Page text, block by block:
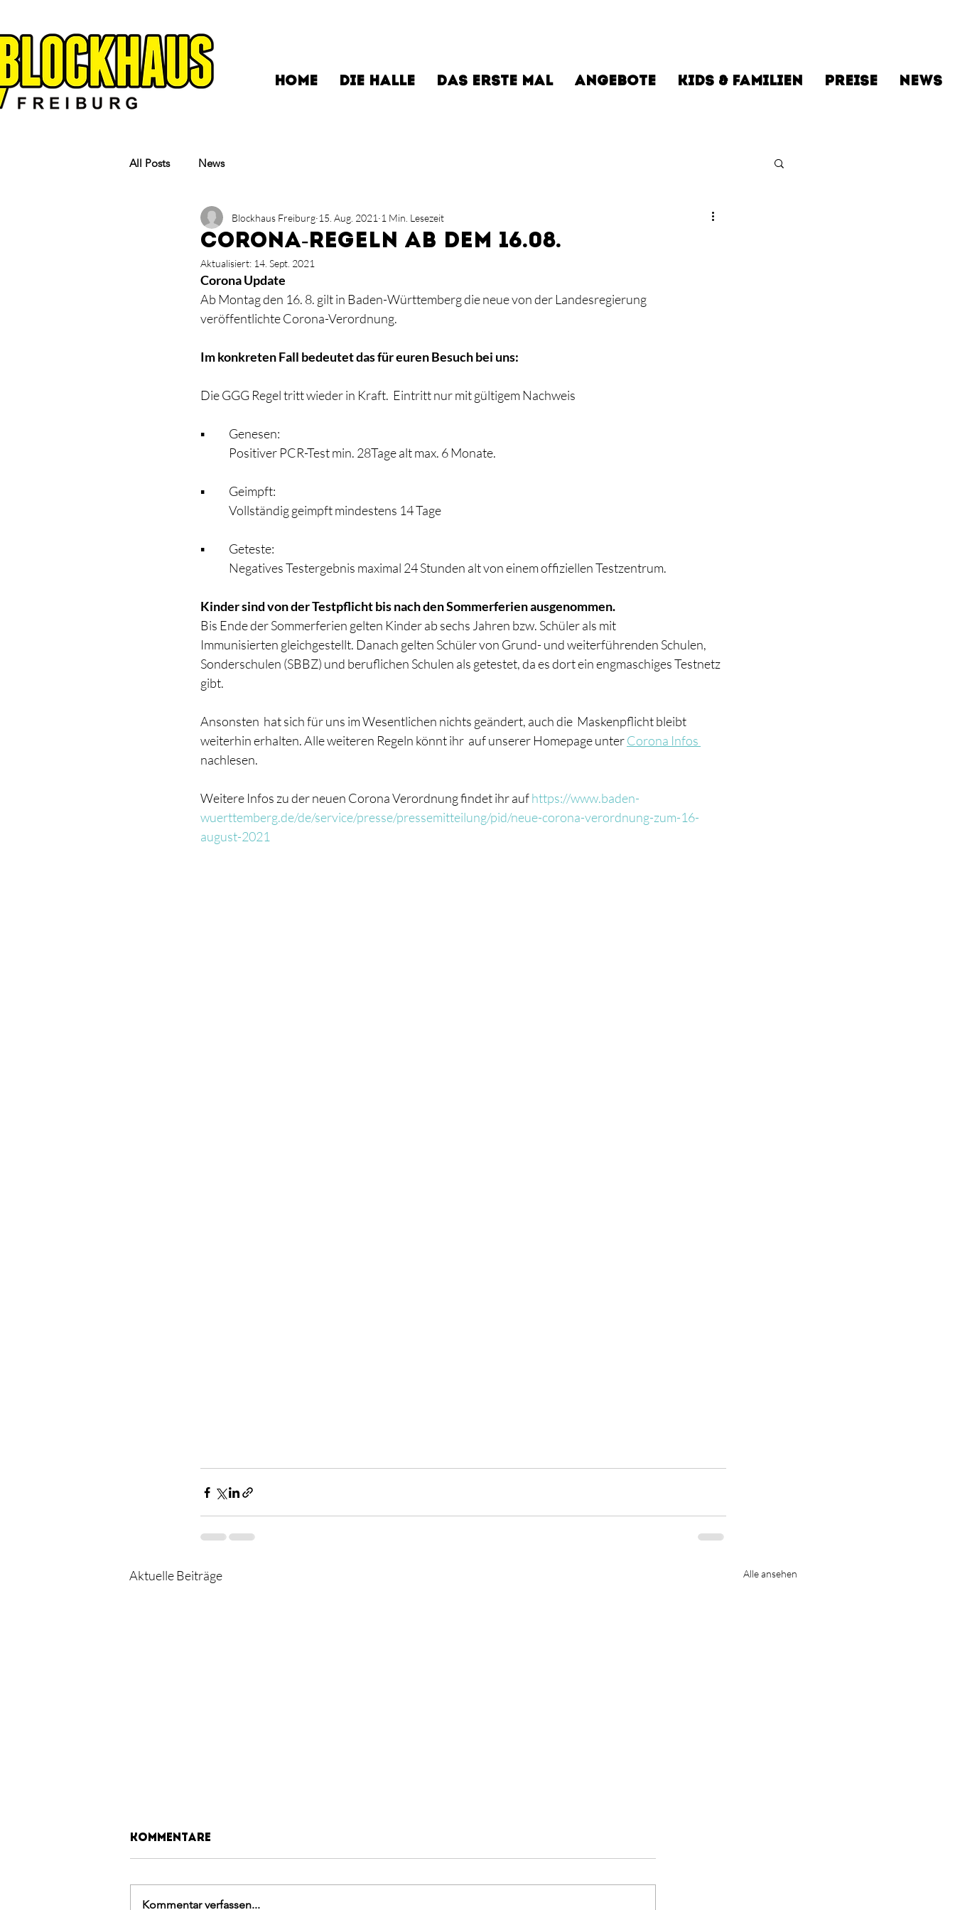
HOME DIE HALLE DAS ERSTE MAL ANGEBOTE KIDS & FAMILIEN PREISE NEWS
All Posts News
Corona-Regeln ab dem 16.08.
Blockhaus Freiburg 15. Aug. 2021 1 Min. Lesezeit
Aktualisiert: 14. Sept. 2021
Corona Update
Ab Montag den 16. 8. gilt in Baden-Württemberg die neue von der Landesregierung
veröffentlichte Corona-Verordnung.
Im konkreten Fall bedeutet das für euren Besuch bei uns:
Die GGG Regel tritt wieder in Kraft.  Eintritt nur mit gültigem Nachweis
▪️	Genesen:
	Positiver PCR-Test min. 28Tage alt max. 6 Monate.
▪️	Geimpft:
	Vollständig geimpft mindestens 14 Tage
▪️	Geteste:
	Negatives Testergebnis maximal 24 Stunden alt von einem offiziellen Testzentrum.
Kinder sind von der Testpflicht bis nach den Sommerferien ausgenommen.
Bis Ende der Sommerferien gelten Kinder ab sechs Jahren bzw. Schüler als mit
Immunisierten gleichgestellt. Danach gelten Schüler von Grund- und weiterführenden Schulen,
Sonderschulen (SBBZ) und beruflichen Schulen als getestet, da es dort ein engmaschiges Testnetz
gibt.
Ansonsten  hat sich für uns im Wesentlichen nichts geändert, auch die  Maskenpflicht bleibt
weiterhin erhalten. Alle weiteren Regeln könnt ihr  auf unserer Homepage unter Corona Infos
nachlesen.
Weitere Infos zu der neuen Corona Verordnung findet ihr auf https://www.baden-
wuerttemberg.de/de/service/presse/pressemitteilung/pid/neue-corona-verordnung-zum-16-
august-2021
Aktuelle Beiträge Alle ansehen
Kommentare
Kommentar verfassen...